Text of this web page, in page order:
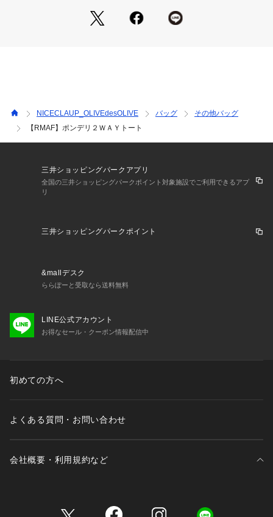
・新商品やお得な情報をいち早くcheckする事が出来ます。
・スタッフコーディネートや店舗ごとのブログをお楽しみ頂け
※サンプルで撮影している為、実際の商品と若干仕様が異なる
場合がございます。
・着用後、洗濯後の返品・交換は致しかねます。
・商品到着後、着用前に商品状態のご確認をお願い致します。
NICECLAUP_OLIVEdesOLIVE バッグ
その他バッグ
【RMAF】ポンデリ２ＷＡＹトート
三井ショッピングパークアプリ
全国の三井ショッピングパークポイント対象施設でご利用できるアプ
リ
三井ショッピングパークポイント
&mallデスク
ららぽーと受取なら送料無料
LINE公式アカウント
お得なセール・クーポン情報配信中
初めての方へ
よくある質問・お問い合わせ
会社概要・利用規約など